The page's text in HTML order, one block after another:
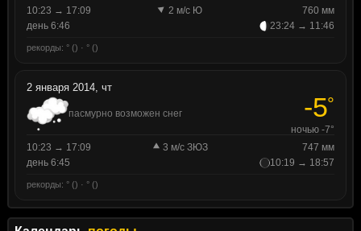
10:23 → 17:09
2 м/с Ю
760 мм
день 6:46
23:24 → 11:46
рекорды: ° () · ° ()
2 января 2014, чт
пасмурно возможен снег -5°
ночью -7°
10:23 → 17:09
3 м/с ЗЮЗ
747 мм
день 6:45
10:19 → 18:57
рекорды: ° () · ° ()